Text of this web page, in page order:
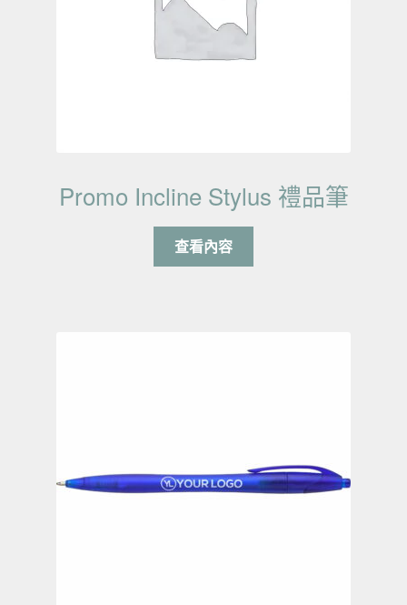
Promo Incline Stylus 禮品筆
查看內容